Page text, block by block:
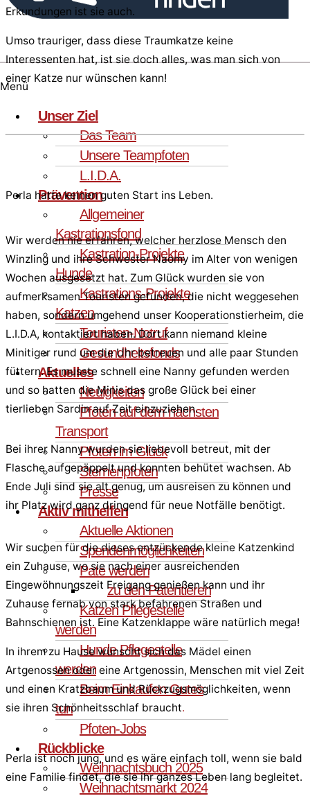
Menü
Unser Ziel
Das Team
Unsere Teampfoten
L.I.D.A.
Prävention
Allgemeiner
Kastrationsfond
Kastration-Projekte
Hunde
Kastrations-Projekte
Katzen
Touristen-Notruf
Gesundheitsfonds
Aktuelles
Neuigkeiten
Pfoten auf dem nächsten
Transport
Pfoten im Glück
Sternenpfoten
Presse
Aktiv mithelfen
Aktuelle Aktionen
Spendenmöglichkeiten
Pate werden
zu den Patentieren
Katzen Pflegestelle
werden
Hunde Pflegestelle
werden
Beim Einkaufen Gutes
tun
Pfoten-Jobs
Rückblicke
Weihnachtsbuch 2025
Weihnachtsmarkt 2024
Erkundungen ist sie auch.
Umso trauriger, dass diese Traumkatze keine
Interessenten hat, ist sie doch alles, was man sich von
einer Katze nur wünschen kann!
Perla hatte keinen guten Start ins Leben.
Wir werden nie erfahren, welcher herzlose Mensch den
Winzling und ihre Schwester Naomy im Alter von wenigen
Wochen ausgesetzt hat. Zum Glück wurden sie von
aufmerksamen Touristen gefunden, die nicht weggesehen
haben, sondern umgehend unser Kooperationstierheim, die
L.I.D.A, kontaktiert haben. Dort kann niemand kleine
Minitiger rund um die Uhr betreuen und alle paar Stunden
füttern. Es musste schnell eine Nanny gefunden werden
und so hatten die Minis das große Glück bei einer
tierlieben Sardin auf Zeit einzuziehen.
Bei ihrer Nanny wurden sie liebevoll betreut, mit der
Flasche aufgepäppelt und konnten behütet wachsen. Ab
Ende Juli sind sie alt genug, um ausreisen zu können und
ihr Platz wird ganz dringend für neue Notfälle benötigt.
Wir suchen für die dieses entzückende kleine Katzenkind
ein Zuhause, wo sie nach einer ausreichenden
Eingewöhnungszeit Freigang genießen kann und ihr
Zuhause fernab von stark befahrenen Straßen und
Bahnschienen ist. Eine Katzenklappe wäre natürlich mega!
In ihrem zu Hause wünscht sich das Mädel einen
Artgenossen oder eine Artgenossin, Menschen mit viel Zeit
und einen Kratzbaum und Rückzugsmöglichkeiten, wenn
sie ihren Schönheitsschlaf braucht.
Perla ist noch jung, und es wäre einfach toll, wenn sie bald
eine Familie findet, die sie ihr ganzes Leben lang begleitet.